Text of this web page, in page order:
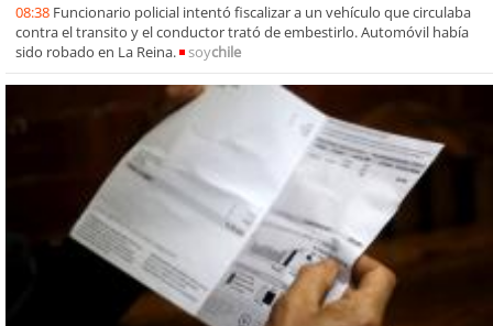
08:38 Funcionario policial intentó fiscalizar a un vehículo que circulaba
contra el transito y el conductor trató de embestirlo. Automóvil había
sido robado en La Reina.
soychile